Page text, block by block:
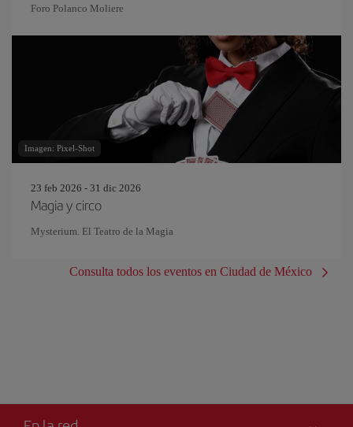
Foro Polanco Moliere
Imagen: Pixel-Shot
23 feb 2026 - 31 dic 2026
Magia y circo
Mysterium. El Teatro de la Magia
Consulta todos los eventos en Ciudad de México